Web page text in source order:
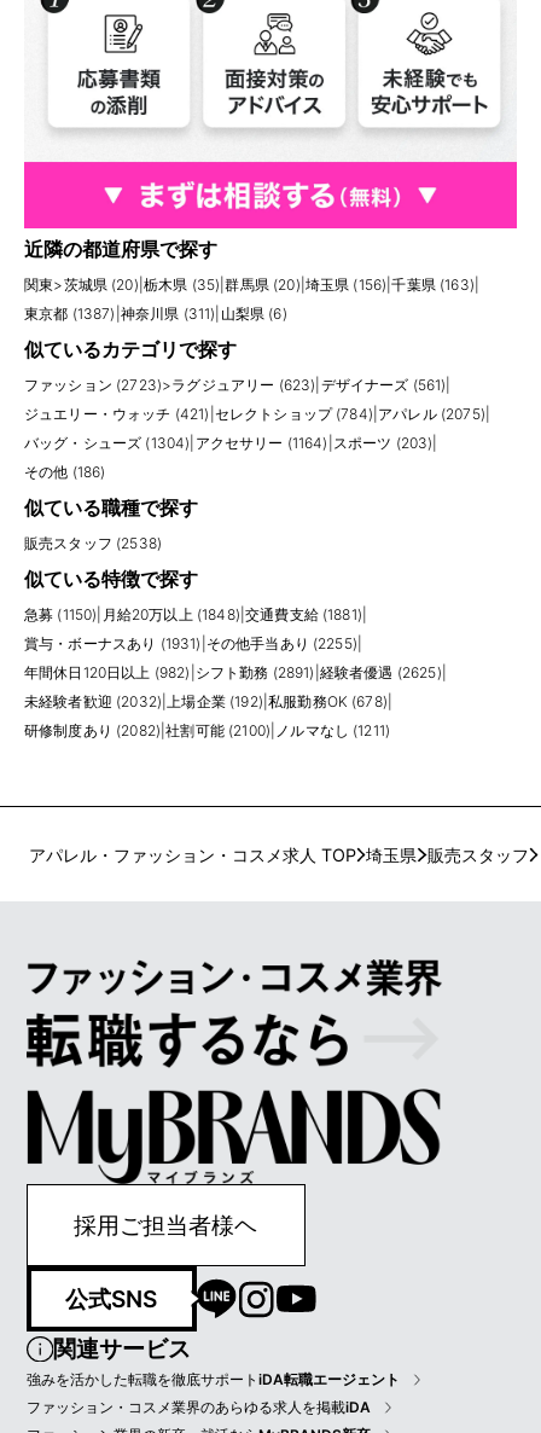
近隣の都道府県で探す
関東>茨城県 (20) 栃木県 (35) |群馬県 (20) 埼玉県 (156) |千葉県 (163)
東京都 (1387) 神奈川県 (311) 山梨県 (6)
似ているカテゴリで探す
ファッション (2723)>ラグジュアリー (623) デザイナーズ (561)
ジュエリー・ウォッチ (421) セレクトショップ (784) アパレル (2075)
バッグ・シューズ (1304) アクセサリー (1164) スポーツ (203)
その他 (186)
似ている職種で探す
販売スタッフ (2538)
似ている特徴で探す
急募 (1150) 月給20万以上 (1848) |交通費支給 (1881)
賞与・ボーナスあり (1931) その他手当あり (2255)
年間休日120日以上 (982) シフト勤務 (2891) 経験者優遇 (2625)
未経験者歓迎 (2032) |上場企業 (192) |私服勤務OK (678)
研修制度あり (2082) |社割可能 (2100) ノルマなし (1211)
アパレル・ファッション・コスメ求人 TOP 埼玉県 販売スタッフ
採用ご担当者様ヘ
公式SNS
関連サービス
強みを活かした転職を徹底サポートiDA転職エージェント
ファッション・コスメ業界のあらゆる求人を掲載iDA